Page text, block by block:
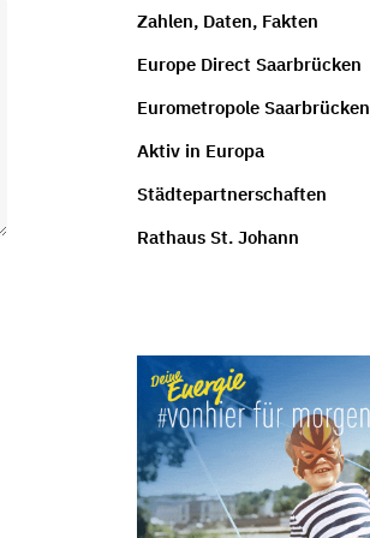
Zahlen, Daten, Fakten
Europe Direct Saarbrücken
Eurometropole Saarbrücken
Aktiv in Europa
Städtepartnerschaften
Rathaus St. Johann